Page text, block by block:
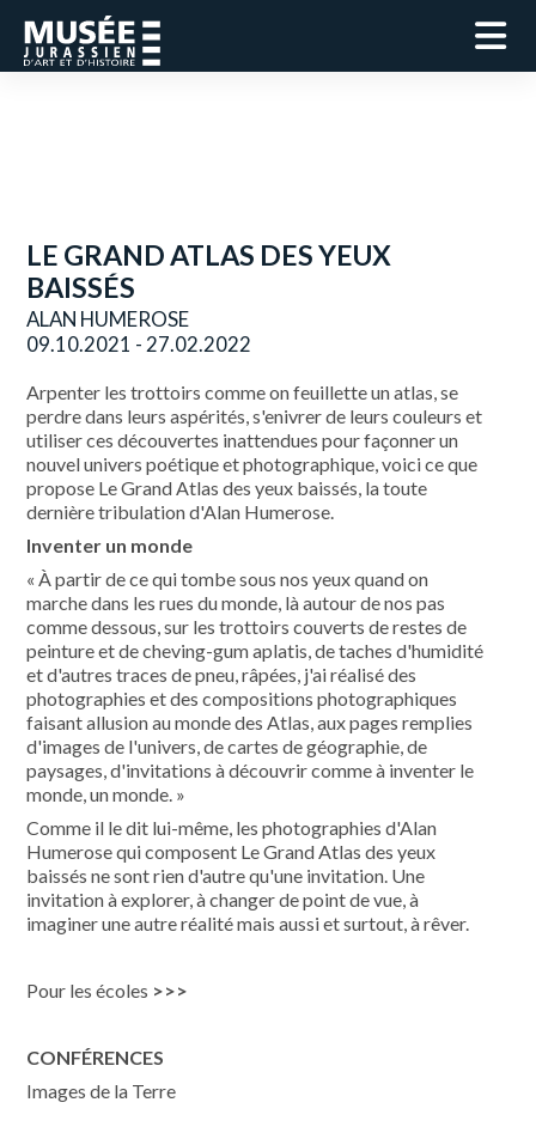
LE GRAND ATLAS DES YEUX
BAISSÉS
ALAN HUMEROSE
09.10.2021 - 27.02.2022
Arpenter les trottoirs comme on feuillette un atlas, se
perdre dans leurs aspérités, s'enivrer de leurs couleurs et
utiliser ces découvertes inattendues pour façonner un
nouvel univers poétique et photographique, voici ce que
propose Le Grand Atlas des yeux baissés, la toute
dernière tribulation d'Alan Humerose.
Inventer un monde
« À partir de ce qui tombe sous nos yeux quand on
marche dans les rues du monde, là autour de nos pas
comme dessous, sur les trottoirs couverts de restes de
peinture et de cheving-gum aplatis, de taches d'humidité
et d'autres traces de pneu, râpées, j'ai réalisé des
photographies et des compositions photographiques
faisant allusion au monde des Atlas, aux pages remplies
d'images de l'univers, de cartes de géographie, de
paysages, d'invitations à découvrir comme à inventer le
monde, un monde. »
Comme il le dit lui-même, les photographies d'Alan
Humerose qui composent Le Grand Atlas des yeux
baissés ne sont rien d'autre qu'une invitation. Une
invitation à explorer, à changer de point de vue, à
imaginer une autre réalité mais aussi et surtout, à rêver.
Pour les écoles >>>
CONFÉRENCES
Images de la Terre